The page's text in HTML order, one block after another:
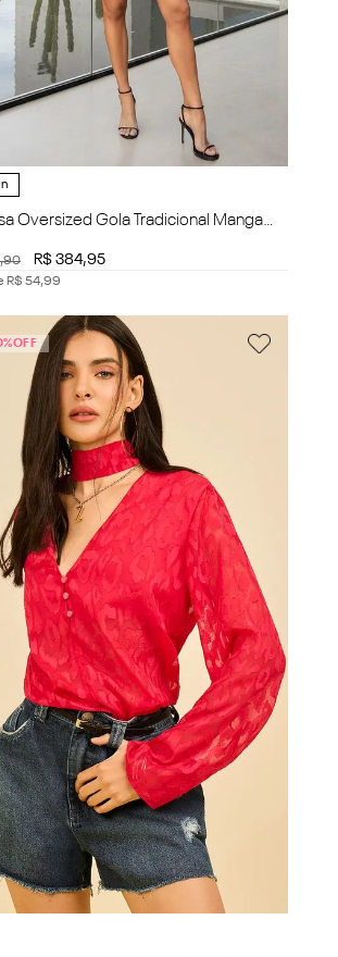
Oversized Gola Tradicional Manga
,90 R$ 384,95
R$ 54,99
OFF